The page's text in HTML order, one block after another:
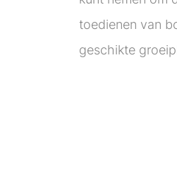
toedienen van
geschikte